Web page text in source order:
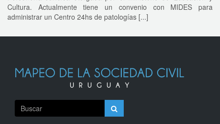
Cultura. Actualmente tiene un convenio con MIDES para
administrar un Centro 24hs de patologías [...]